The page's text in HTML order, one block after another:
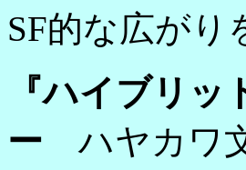
SF的な広がり
『ハイブリ
ー ハヤカワ